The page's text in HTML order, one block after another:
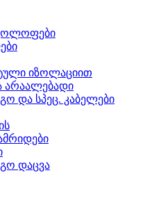
იზოლაციით
არაალებადი
და სპეც. კაბელები
დაცვა